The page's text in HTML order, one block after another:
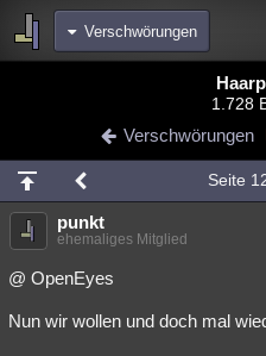
Verschwörungen
Chat Wiki Neuigkeiten
meine Rubriken
Menschen
Spiritualität
Natur Umfragen
1.728
Verschwörungen
Seite
punkt
ehemaliges Mitglied
@ OpenEyes
Nun wir wollen und doch mal